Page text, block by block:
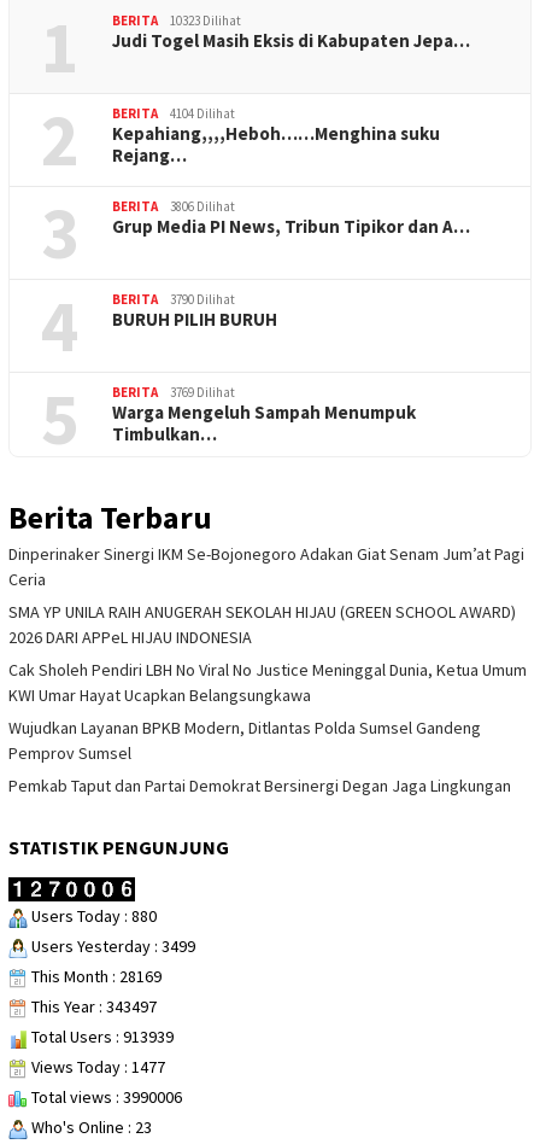
1 BERITA 10323 Dilihat
Judi Togel Masih Eksis di Kabupaten Jepa…
2 BERITA 4104 Dilihat
Kepahiang,,,,Heboh……Menghina suku
Rejang…
3 BERITA 3806 Dilihat
Grup Media PI News, Tribun Tipikor dan A…
4 BERITA 3790 Dilihat
BURUH PILIH BURUH
5 BERITA 3769 Dilihat
Warga Mengeluh Sampah Menumpuk
Timbulkan…
Berita Terbaru
Dinperinaker Sinergi IKM Se-Bojonegoro Adakan Giat Senam Jum’at Pagi
Ceria
SMA YP UNILA RAIH ANUGERAH SEKOLAH HIJAU (GREEN SCHOOL AWARD)
2026 DARI APPeL HIJAU INDONESIA
Cak Sholeh Pendiri LBH No Viral No Justice Meninggal Dunia, Ketua Umum
KWI Umar Hayat Ucapkan Belangsungkawa
Wujudkan Layanan BPKB Modern, Ditlantas Polda Sumsel Gandeng
Pemprov Sumsel
Pemkab Taput dan Partai Demokrat Bersinergi Degan Jaga Lingkungan
STATISTIK PENGUNJUNG
Users Today : 880
Users Yesterday : 3499
This Month : 28169
This Year : 343497
Total Users : 913939
Views Today : 1477
Total views : 3990006
Who's Online : 23